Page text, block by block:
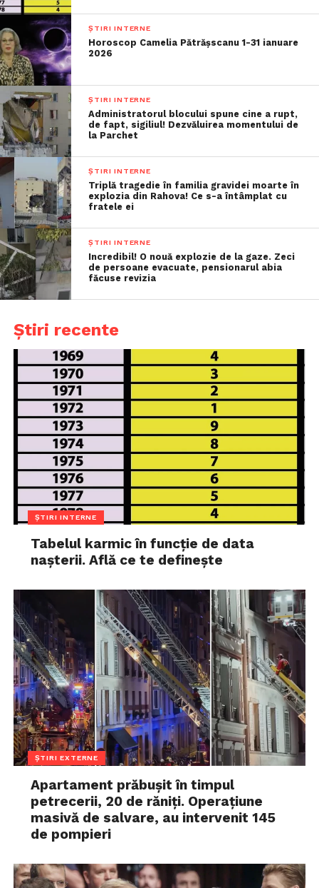
ȘTIRI INTERNE
Horoscop Camelia Pătrășscanu 1-31 ianuare
2026
ȘTIRI INTERNE
Administratorul blocului spune cine a rupt,
de fapt, sigiliul! Dezvăluirea momentului de
la Parchet
ȘTIRI INTERNE
Triplă tragedie în familia gravidei moarte în
explozia din Rahova! Ce s-a întâmplat cu
fratele ei
ȘTIRI INTERNE
Incredibil! O nouă explozie de la gaze. Zeci
de persoane evacuate, pensionarul abia
făcuse revizia
Știri recente
ȘTIRI INTERNE
Tabelul karmic în funcție de data
nașterii. Află ce te definește
ȘTIRI EXTERNE
Apartament prăbușit în timpul
petrecerii, 20 de răniți. Operațiune
masivă de salvare, au intervenit 145
de pompieri